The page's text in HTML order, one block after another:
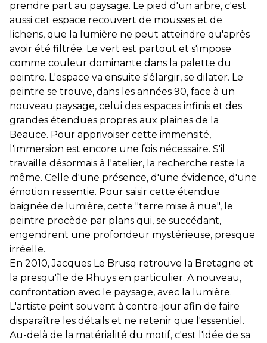
prendre part au paysage. Le pied d'un arbre, c'est
aussi cet espace recouvert de mousses et de
lichens, que la lumière ne peut atteindre qu'après
avoir été filtrée. Le vert est partout et s'impose
comme couleur dominante dans la palette du
peintre. L'espace va ensuite s'élargir, se dilater. Le
peintre se trouve, dans les années 90, face à un
nouveau paysage, celui des espaces infinis et des
grandes étendues propres aux plaines de la
Beauce. Pour apprivoiser cette immensité,
l'immersion est encore une fois nécessaire. S'il
travaille désormais à l'atelier, la recherche reste la
même. Celle d'une présence, d'une évidence, d'une
émotion ressentie. Pour saisir cette étendue
baignée de lumière, cette "terre mise à nue", le
peintre procède par plans qui, se succédant,
engendrent une profondeur mystérieuse, presque
irréelle.
En 2010, Jacques Le Brusq retrouve la Bretagne et
la presqu'île de Rhuys en particulier. A nouveau,
confrontation avec le paysage, avec la lumière.
L'artiste peint souvent à contre-jour afin de faire
disparaître les détails et ne retenir que l'essentiel.
Au-delà de la matérialité du motif, c'est l'idée de sa